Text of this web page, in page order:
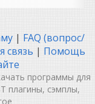
| FAQ (вопрос/
связь | Помощь
программы для
плагины, сэмплы,